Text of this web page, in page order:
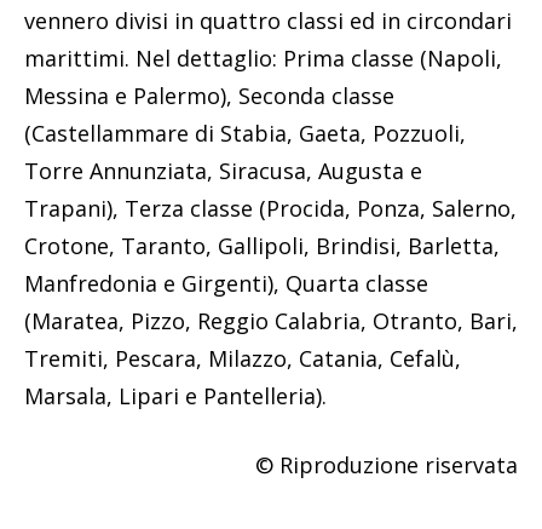
vennero divisi in quattro classi ed in circondari
marittimi. Nel dettaglio: Prima classe (Napoli,
Messina e Palermo), Seconda classe
(Castellammare di Stabia, Gaeta, Pozzuoli,
Torre Annunziata, Siracusa, Augusta e
Trapani), Terza classe (Procida, Ponza, Salerno,
Crotone, Taranto, Gallipoli, Brindisi, Barletta,
Manfredonia e Girgenti), Quarta classe
(Maratea, Pizzo, Reggio Calabria, Otranto, Bari,
Tremiti, Pescara, Milazzo, Catania, Cefalù,
Marsala, Lipari e Pantelleria).
© Riproduzione riservata